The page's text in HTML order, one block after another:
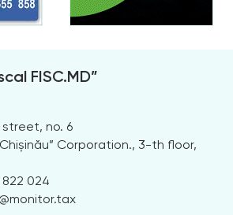
FISC.MD”
no. 6
Corporation., 3-th floor,
024